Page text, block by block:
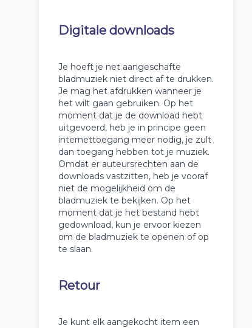
Digitale downloads
Je hoeft je net aangeschafte
bladmuziek niet direct af te drukken.
Je mag het afdrukken wanneer je
het wilt gaan gebruiken. Op het
moment dat je de download hebt
uitgevoerd, heb je in principe geen
internettoegang meer nodig, je zult
dan toegang hebben tot je muziek.
Omdat er auteursrechten aan de
downloads vastzitten, heb je vooraf
niet de mogelijkheid om de
bladmuziek te bekijken. Op het
moment dat je het bestand hebt
gedownload, kun je ervoor kiezen
om de bladmuziek te openen of op
te slaan.
Retour
Je kunt elk aangekocht item een